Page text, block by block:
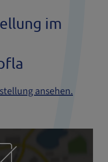
im
ansehen.